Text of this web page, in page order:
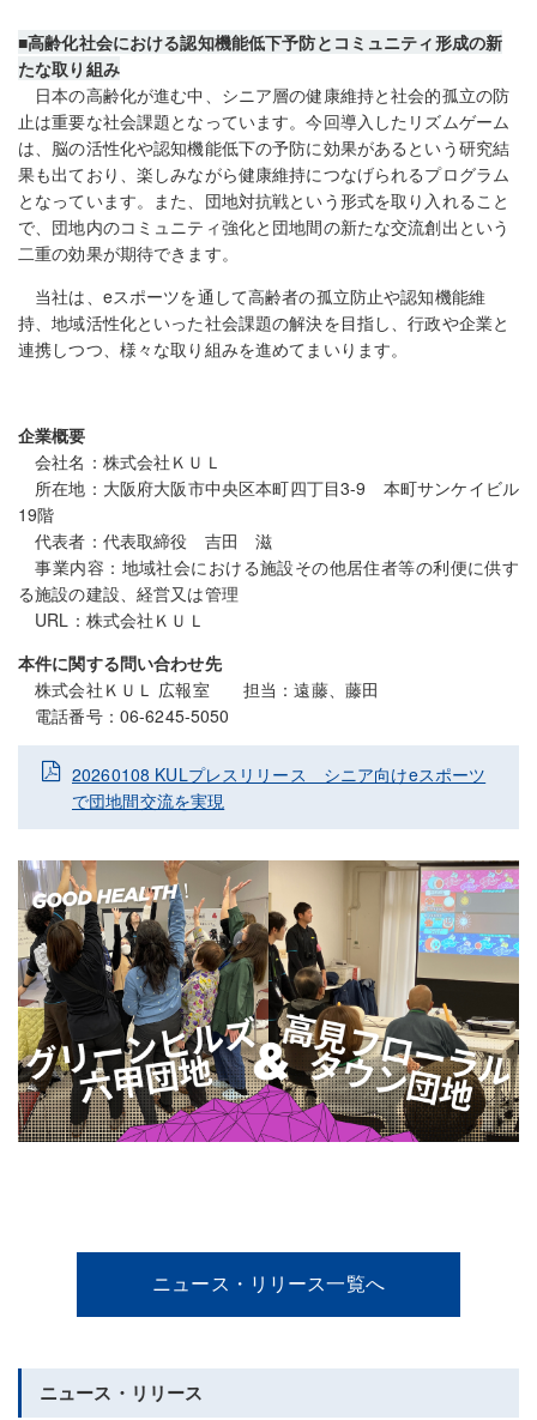
■高齢化社会における認知機能低下予防とコミュニティ形成の新
たな取り組み
日本の高齢化が進む中、シニア層の健康維持と社会的孤立の防
止は重要な社会課題となっています。今回導入したリズムゲーム
は、脳の活性化や認知機能低下の予防に効果があるという研究結
果も出ており、楽しみながら健康維持につなげられるプログラム
となっています。また、団地対抗戦という形式を取り入れること
で、団地内のコミュニティ強化と団地間の新たな交流創出という
二重の効果が期待できます。
当社は、eスポーツを通して高齢者の孤立防止や認知機能維
持、地域活性化といった社会課題の解決を目指し、行政や企業と
連携しつつ、様々な取り組みを進めてまいります。
企業概要
会社名：株式会社ＫＵＬ
所在地：大阪府大阪市中央区本町四丁目3-9 本町サンケイビル
19階
代表者：代表取締役 吉田 滋
事業内容：地域社会における施設その他居住者等の利便に供す
る施設の建設、経営又は管理
URL： 株式会社ＫＵＬ
本件に関する問い合わせ先
株式会社ＫＵＬ 広報室 担当：遠藤、藤田
電話番号：06-6245-5050
20260108 KULプレスリリース シニア向けeスポーツ
で団地間交流を実現
ニュース・リリース一覧へ
ニュース・リリース